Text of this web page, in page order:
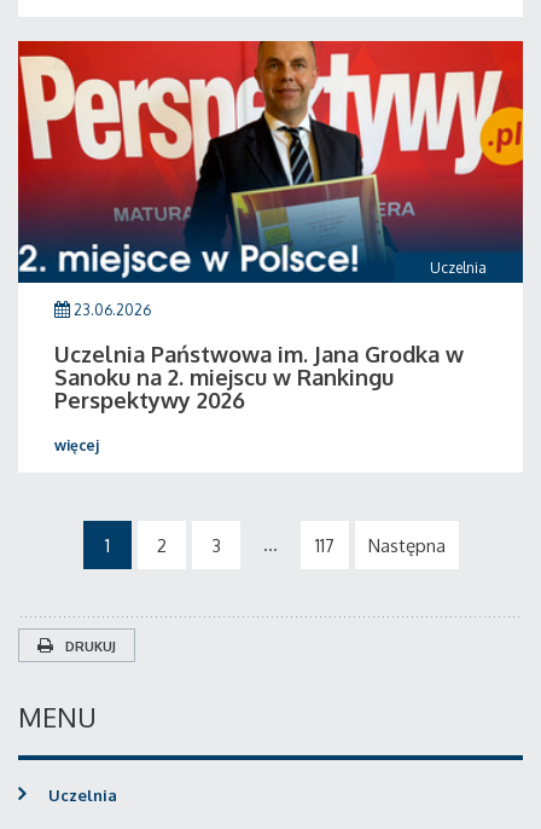
Uczelnia
23.06.2026
Uczelnia Państwowa im. Jana Grodka w
Sanoku na 2. miejscu w Rankingu
Perspektywy 2026
więcej
1 2 3 ... 117 Następna
DRUKUJ
MENU
Uczelnia